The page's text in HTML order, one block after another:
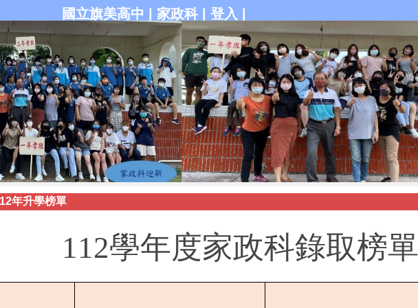
國立旗美高中 家政科| 登入
年升學榜單
112學年度家政科錄取榜單